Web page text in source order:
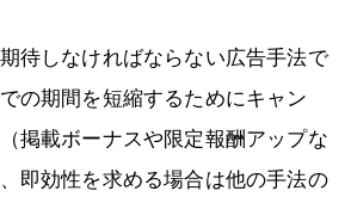
待しなければならない広告手法で
の期間を短縮するためにキャン
掲載ボーナスや限定報酬アップな
即効性を求める場合は他の手法の